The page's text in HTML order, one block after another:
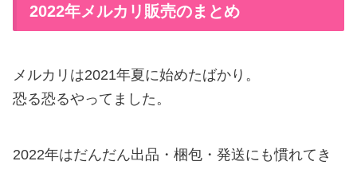
2022年メルカリ販売のまとめ
メルカリは2021年夏に始めたばかり。
恐る恐るやってました。
2022年はだんだん出品・梱包・発送にも慣れてき